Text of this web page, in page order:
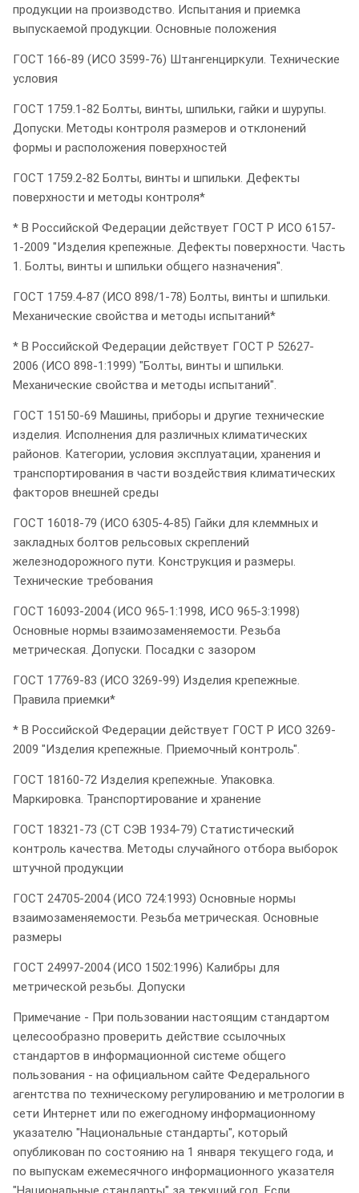
продукции на производство. Испытания и приемка
выпускаемой продукции. Основные положения
ГОСТ 166-89 (ИСО 3599-76) Штангенциркули. Технические
условия
ГОСТ 1759.1-82 Болты, винты, шпильки, гайки и шурупы.
Допуски. Методы контроля размеров и отклонений
формы и расположения поверхностей
ГОСТ 1759.2-82 Болты, винты и шпильки. Дефекты
поверхности и методы контроля*
* В Российской Федерации действует ГОСТ Р ИСО 6157-
1-2009 "Изделия крепежные. Дефекты поверхности. Часть
1. Болты, винты и шпильки общего назначения".
ГОСТ 1759.4-87 (ИСО 898/1-78) Болты, винты и шпильки.
Механические свойства и методы испытаний*
* В Российской Федерации действует ГОСТ Р 52627-
2006 (ИСО 898-1:1999) "Болты, винты и шпильки.
Механические свойства и методы испытаний".
ГОСТ 15150-69 Машины, приборы и другие технические
изделия. Исполнения для различных климатических
районов. Категории, условия эксплуатации, хранения и
транспортирования в части воздействия климатических
факторов внешней среды
ГОСТ 16018-79 (ИСО 6305-4-85) Гайки для клеммных и
закладных болтов рельсовых скреплений
железнодорожного пути. Конструкция и размеры.
Технические требования
ГОСТ 16093-2004 (ИСО 965-1:1998, ИСО 965-3:1998)
Основные нормы взаимозаменяемости. Резьба
метрическая. Допуски. Посадки с зазором
ГОСТ 17769-83 (ИСО 3269-99) Изделия крепежные.
Правила приемки*
* В Российской Федерации действует ГОСТ Р ИСО 3269-
2009 "Изделия крепежные. Приемочный контроль".
ГОСТ 18160-72 Изделия крепежные. Упаковка.
Маркировка. Транспортирование и хранение
ГОСТ 18321-73 (СТ СЭВ 1934-79) Статистический
контроль качества. Методы случайного отбора выборок
штучной продукции
ГОСТ 24705-2004 (ИСО 724:1993) Основные нормы
взаимозаменяемости. Резьба метрическая. Основные
размеры
ГОСТ 24997-2004 (ИСО 1502:1996) Калибры для
метрической резьбы. Допуски
Примечание - При пользовании настоящим стандартом
целесообразно проверить действие ссылочных
стандартов в информационной системе общего
пользования - на официальном сайте Федерального
агентства по техническому регулированию и метрологии в
сети Интернет или по ежегодному информационному
указателю "Национальные стандарты", который
опубликован по состоянию на 1 января текущего года, и
по выпускам ежемесячного информационного указателя